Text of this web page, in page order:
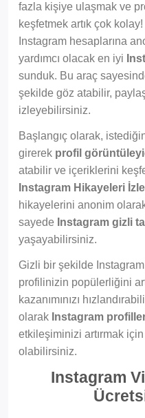
fazla kişiye ulaşmak ve
keşfetmek artık çok kolay!
Instagram hesaplarına
yardımcı olacak en iyi
sunduk. Bu araç
şekilde göz atabilir,
izleyebilirsiniz.
Başlangıç olarak,
girerek profil
atabilir ve içeriklerini
Instagram Hikayeleri
hikayelerini anonim
sayede Instagram gizli
yaşayabilirsiniz.
Gizli bir şekilde
profilinizin popülerliğini
kazanımınızı
olarak Instagram
etkileşiminizi artırmak
olabilirsiniz.
Instagram